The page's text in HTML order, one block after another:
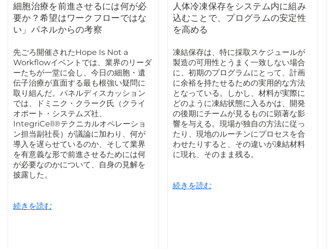
細胞治療を前進させるには何が必
要か？希望はワークフローではな
い」パネルからの考察
先ごろ開催されたHope Is Not a
Workflowイベントでは、業界のリーダ
ーたちが一堂に会し、今日の細胞・遺
伝子治療が直面する最も根強い疑問に
取り組んだ。パネルディスカッション
では、ドミニク・クラーク氏（クライ
オポート・システムズ社、
IntegriCell®テクニカルオペレーショ
ン担当副社長）が議論に加わり、何が
導入を遅らせているのか、そして業界
を有意義な形で前進させるためには何
が必要なのかについて、自身の見解を
披露した。
続きを読む
人体冷凍保存をシステム内に組み
込むことで、プログラムの安定性
を高める
凍結保存は、特に採取スケジュールが
製造の可用性とうまく一致しない場合
に、初期のプログラムにとって、計画
に余裕を持たせるための実用的な方法
となっている。しかし、材料が実際に
どのように凍結状態に入るかは、開発
の後期にチームが見るものに顕著な影
響を与える。現場が独自の方法に従っ
たり、現地のルーチンにプロセスを合
わせたりすると、その違いが凍結材料
に現れ、そのまま残る。
続きを読む